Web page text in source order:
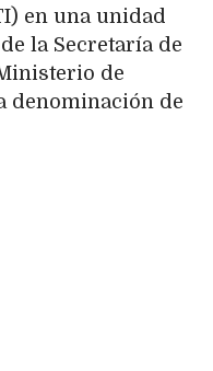
en una unidad
la Secretaría de
de
denominación de